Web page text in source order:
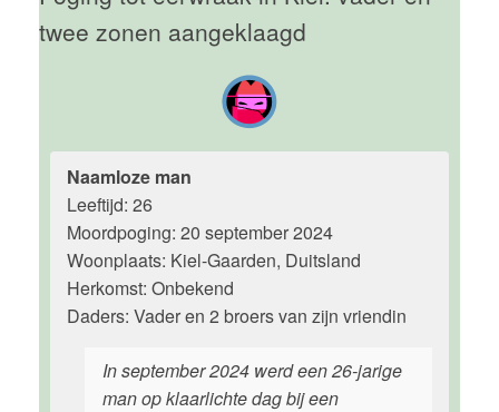
twee zonen aangeklaagd
Naamloze man
Leeftijd: 26
Moordpoging: 20 september 2024
Woonplaats: Kiel-Gaarden, Duitsland
Herkomst: Onbekend
Daders: Vader en 2 broers van zijn vriendin
In september 2024 werd een 26-jarige
man op klaarlichte dag bij een